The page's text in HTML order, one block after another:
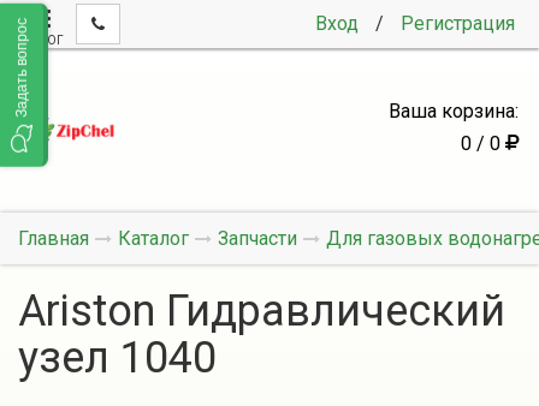
Вход / Регистрация
КАТАЛОГ
Ваша корзина:
0 / 0
Главная Каталог Запчасти Для газовых
Ariston Гидравлический
узел 1040
Задать вопрос